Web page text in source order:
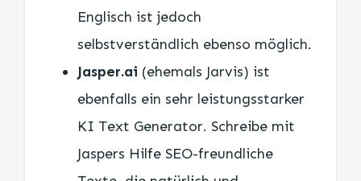
Englisch ist jedoch
selbstverständlich ebenso möglich.
Jasper.ai (ehemals Jarvis) ist
ebenfalls ein sehr leistungsstarker
KI Text Generator. Schreibe mit
Jaspers Hilfe SEO-freundliche